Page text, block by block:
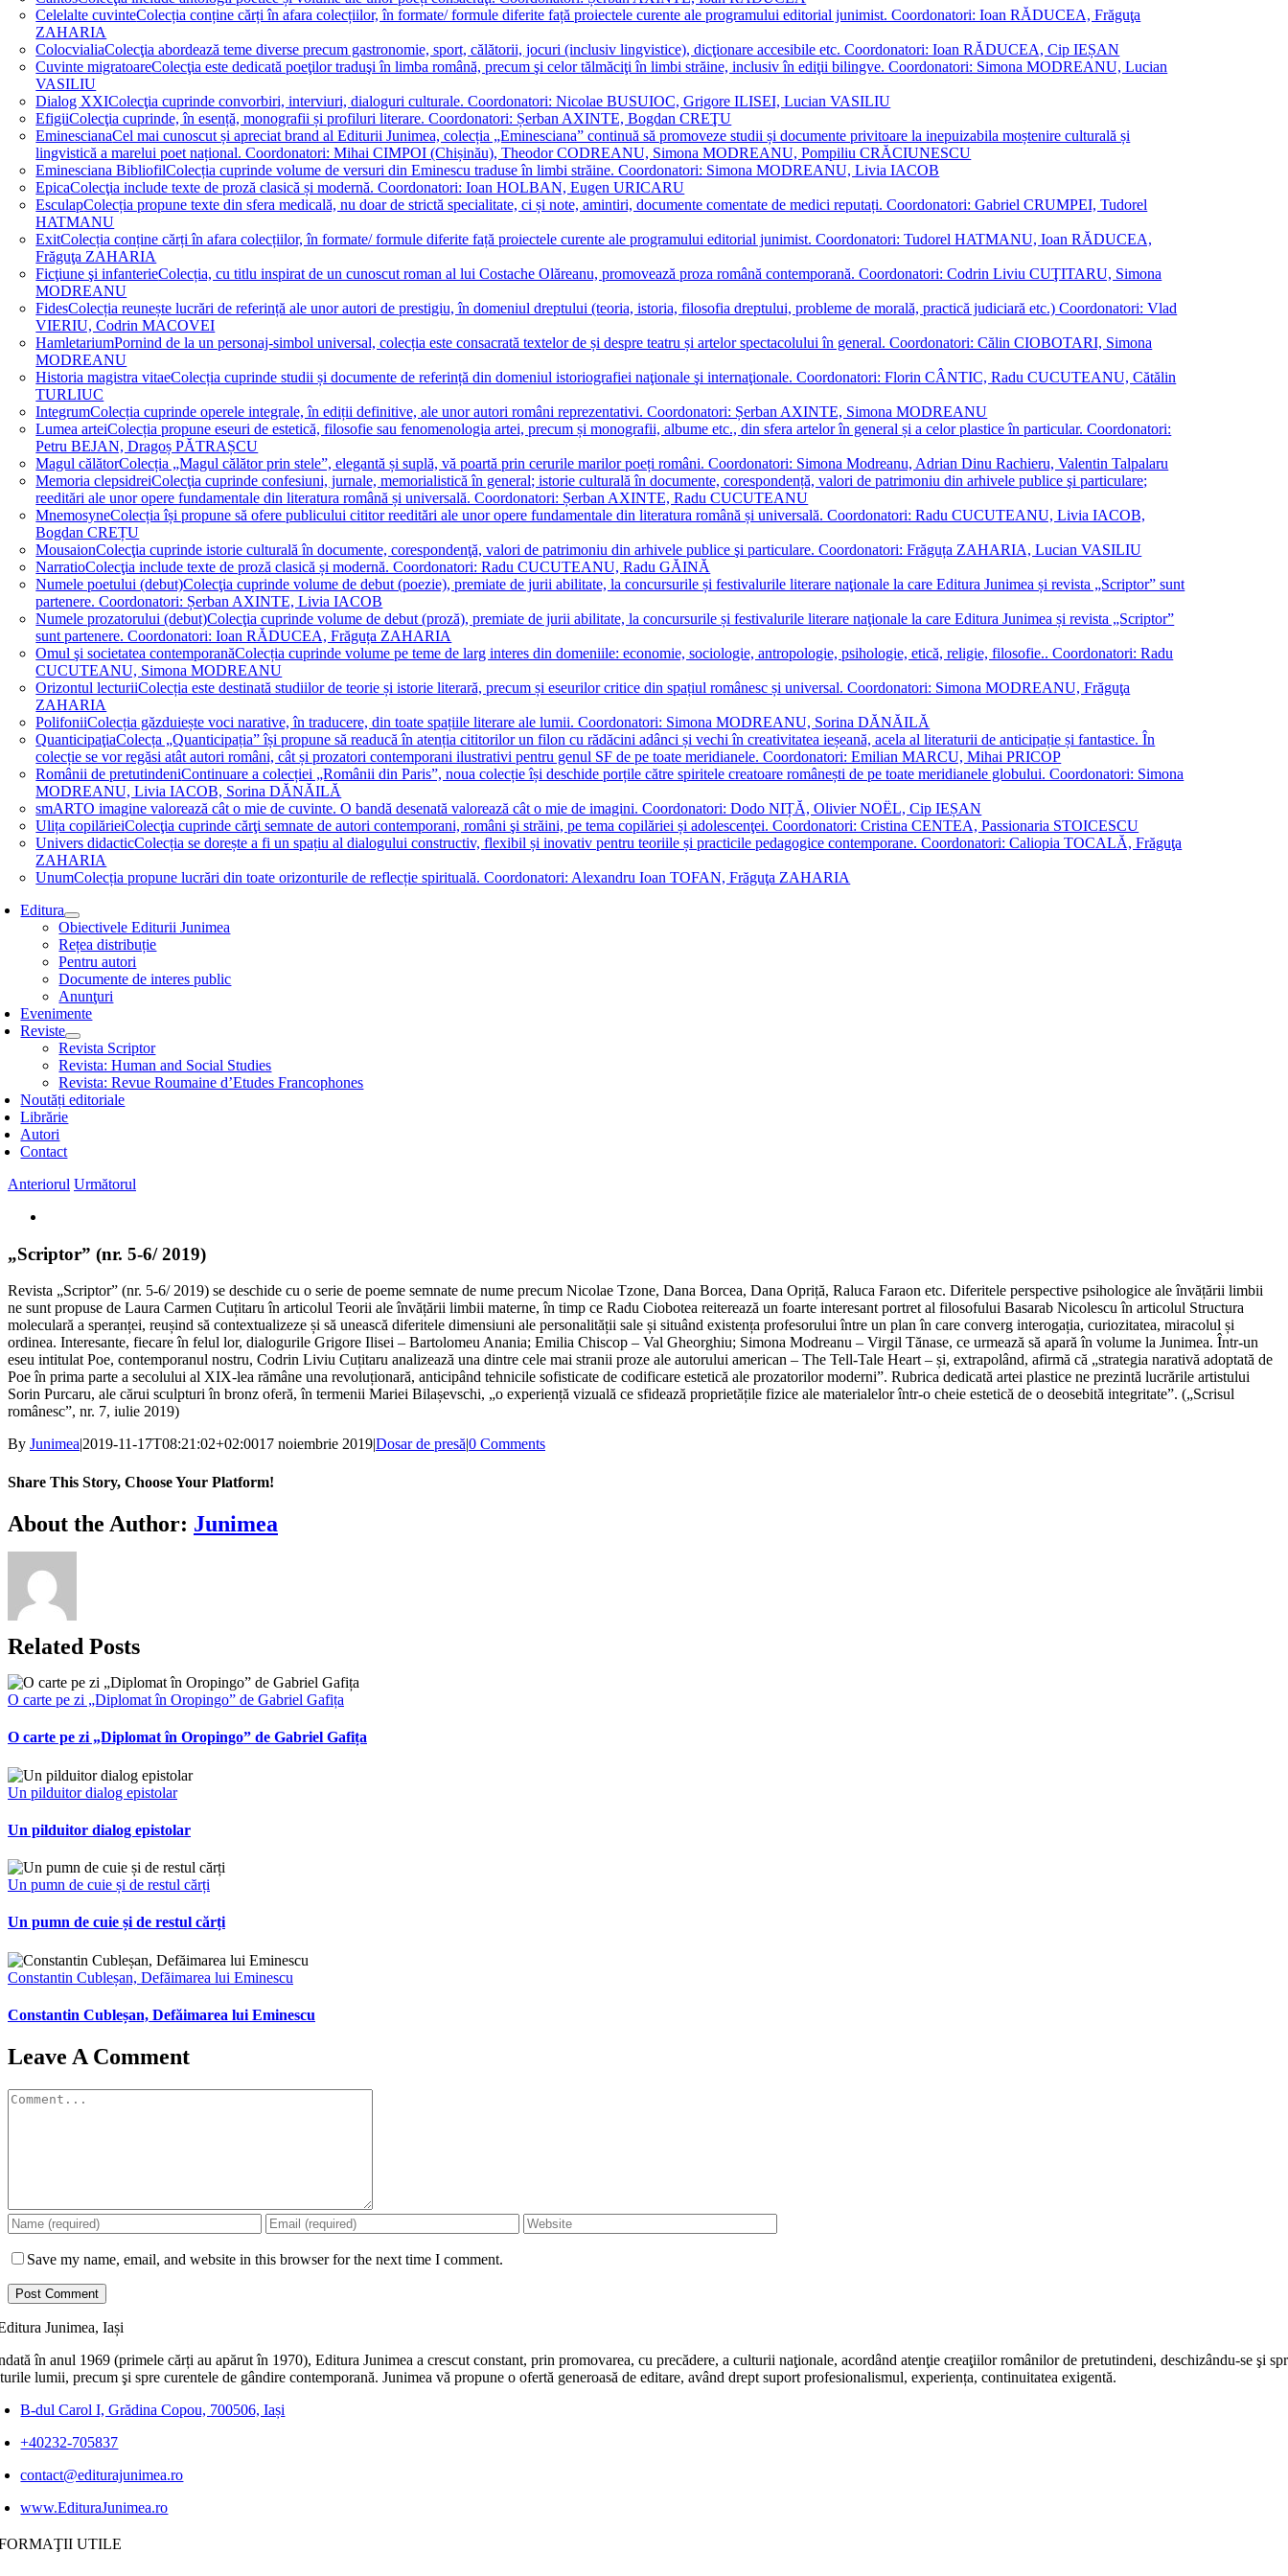
Celelalte cuvinteColecția conține cărți în afara colecțiilor, în formate/ formule diferite față proiectele curente ale programului editorial junimist. Coordonatori: Ioan RĂDUCEA, Frăguţa
ZAHARIA
ColocvialiaColecţia abordează teme diverse precum gastronomie, sport, călătorii, jocuri (inclusiv lingvistice), dicţionare accesibile etc. Coordonatori: Ioan RĂDUCEA, Cip IEȘAN
Cuvinte migratoareColecţia este dedicată poeţilor traduşi în limba română, precum şi celor tălmăciţi în limbi străine, inclusiv în ediţii bilingve. Coordonatori: Simona MODREANU, Lucian
VASILIU
Dialog XXIColecţia cuprinde convorbiri, interviuri, dialoguri culturale. Coordonatori: Nicolae BUSUIOC, Grigore ILISEI, Lucian VASILIU
EfigiiColecţia cuprinde, în esență, monografii și profiluri literare. Coordonatori: Șerban AXINTE, Bogdan CREŢU
EminescianaCel mai cunoscut și apreciat brand al Editurii Junimea, colecția „Eminesciana” continuă să promoveze studii și documente privitoare la inepuizabila moștenire culturală și
lingvistică a marelui poet național. Coordonatori: Mihai CIMPOI (Chișinău), Theodor CODREANU, Simona MODREANU, Pompiliu CRĂCIUNESCU
Eminesciana BibliofilColecția cuprinde volume de versuri din Eminescu traduse în limbi străine. Coordonatori: Simona MODREANU, Livia IACOB
EpicaColecţia include texte de proză clasică și modernă. Coordonatori: Ioan HOLBAN, Eugen URICARU
EsculapColecția propune texte din sfera medicală, nu doar de strictă specialitate, ci și note, amintiri, documente comentate de medici reputați. Coordonatori: Gabriel CRUMPEI, Tudorel
HATMANU
ExitColecția conține cărți în afara colecțiilor, în formate/ formule diferite față proiectele curente ale programului editorial junimist. Coordonatori: Tudorel HATMANU, Ioan RĂDUCEA,
Frăguţa ZAHARIA
Ficţiune şi infanterieColecția, cu titlu inspirat de un cunoscut roman al lui Costache Olăreanu, promovează proza română contemporană. Coordonatori: Codrin Liviu CUŢITARU, Simona
MODREANU
FidesColecția reunește lucrări de referință ale unor autori de prestigiu, în domeniul dreptului (teoria, istoria, filosofia dreptului, probleme de morală, practică judiciară etc.) Coordonatori: Vlad
VIERIU, Codrin MACOVEI
HamletariumPornind de la un personaj-simbol universal, colecția este consacrată textelor de și despre teatru și artelor spectacolului în general. Coordonatori: Călin CIOBOTARI, Simona
MODREANU
Historia magistra vitaeColecția cuprinde studii și documente de referință din domeniul istoriografiei naţionale şi internaţionale. Coordonatori: Florin CÂNTIC, Radu CUCUTEANU, Cătălin
TURLIUC
IntegrumColecția cuprinde operele integrale, în ediții definitive, ale unor autori români reprezentativi. Coordonatori: Șerban AXINTE, Simona MODREANU
Lumea arteiColecția propune eseuri de estetică, filosofie sau fenomenologia artei, precum și monografii, albume etc., din sfera artelor în general și a celor plastice în particular. Coordonatori:
Petru BEJAN, Dragoș PĂTRAȘCU
Magul călătorColecția „Magul călător prin stele”, elegantă și suplă, vă poartă prin cerurile marilor poeți români. Coordonatori: Simona Modreanu, Adrian Dinu Rachieru, Valentin Talpalaru
Memoria clepsidreiColecţia cuprinde confesiuni, jurnale, memorialistică în general; istorie culturală în documente, corespondență, valori de patrimoniu din arhivele publice şi particulare;
reeditări ale unor opere fundamentale din literatura română și universală. Coordonatori: Șerban AXINTE, Radu CUCUTEANU
MnemosyneColecția își propune să ofere publicului cititor reeditări ale unor opere fundamentale din literatura română și universală. Coordonatori: Radu CUCUTEANU, Livia IACOB,
Bogdan CREȚU
MousaionColecţia cuprinde istorie culturală în documente, corespondenţă, valori de patrimoniu din arhivele publice şi particulare. Coordonatori: Frăguța ZAHARIA, Lucian VASILIU
NarratioColecţia include texte de proză clasică și modernă. Coordonatori: Radu CUCUTEANU, Radu GĂINĂ
Numele poetului (debut)Colecţia cuprinde volume de debut (poezie), premiate de jurii abilitate, la concursurile și festivalurile literare naţionale la care Editura Junimea și revista „Scriptor” sunt
partenere. Coordonatori: Șerban AXINTE, Livia IACOB
Numele prozatorului (debut)Colecţia cuprinde volume de debut (proză), premiate de jurii abilitate, la concursurile și festivalurile literare naţionale la care Editura Junimea și revista „Scriptor”
sunt partenere. Coordonatori: Ioan RĂDUCEA, Frăguța ZAHARIA
Omul şi societatea contemporanăColecția cuprinde volume pe teme de larg interes din domeniile: economie, sociologie, antropologie, psihologie, etică, religie, filosofie.. Coordonatori: Radu
CUCUTEANU, Simona MODREANU
Orizontul lecturiiColecția este destinată studiilor de teorie și istorie literară, precum și eseurilor critice din spațiul românesc și universal. Coordonatori: Simona MODREANU, Frăguţa
ZAHARIA
PolifoniiColecția găzduiește voci narative, în traducere, din toate spațiile literare ale lumii. Coordonatori: Simona MODREANU, Sorina DĂNĂILĂ
QuanticipaţiaColecța „Quanticipația” își propune să readucă în atenția cititorilor un filon cu rădăcini adânci și vechi în creativitatea ieșeană, acela al literaturii de anticipație și fantastice. În
colecție se vor regăsi atât autori români, cât și prozatori contemporani ilustrativi pentru genul SF de pe toate meridianele. Coordonatori: Emilian MARCU, Mihai PRICOP
Românii de pretutindeniContinuare a colecției „Românii din Paris”, noua colecție își deschide porțile către spiritele creatoare românești de pe toate meridianele globului. Coordonatori: Simona
MODREANU, Livia IACOB, Sorina DĂNĂILĂ
smARTO imagine valorează cât o mie de cuvinte. O bandă desenată valorează cât o mie de imagini. Coordonatori: Dodo NIȚĂ, Olivier NOËL, Cip IEȘAN
Ulița copilărieiColecţia cuprinde cărţi semnate de autori contemporani, români şi străini, pe tema copilăriei și adolescenţei. Coordonatori: Cristina CENTEA, Passionaria STOICESCU
Univers didacticColecția se dorește a fi un spațiu al dialogului constructiv, flexibil și inovativ pentru teoriile și practicile pedagogice contemporane. Coordonatori: Caliopia TOCALĂ, Frăguţa
ZAHARIA
UnumColecția propune lucrări din toate orizonturile de reflecție spirituală. Coordonatori: Alexandru Ioan TOFAN, Frăguţa ZAHARIA
Editura
Obiectivele Editurii Junimea
Rețea distribuție
Pentru autori
Documente de interes public
Anunţuri
Evenimente
Reviste
Revista Scriptor
Revista: Human and Social Studies
Revista: Revue Roumaine d’Etudes Francophones
Noutăți editoriale
Librărie
Autori
Contact
Anteriorul Următorul
Image
„Scriptor” (nr. 5-6/ 2019)
Revista „Scriptor” (nr. 5-6/ 2019) se deschide cu o serie de poeme semnate de nume precum Nicolae Tzone, Dana Borcea, Dana Opriță, Raluca Faraon etc. Diferitele perspective psihologice ale învățării limbii
ne sunt propuse de Laura Carmen Cuțitaru în articolul Teorii ale învățării limbii materne, în timp ce Radu Ciobotea reiterează un foarte interesant portret al filosofului Basarab Nicolescu în articolul Structura
moleculară a speranței, reușind să contextualizeze și să unească diferitele dimensiuni ale personalității sale și situând existența profesorului între un plan în care converg interogația, curiozitatea, miracolul și
ordinea. Interesante, fiecare în felul lor, dialogurile Grigore Ilisei – Bartolomeu Anania; Emilia Chiscop – Val Gheorghiu; Simona Modreanu – Virgil Tănase, ce urmează să apară în volume la Junimea. Într-un
eseu intitulat Poe, contemporanul nostru, Codrin Liviu Cuțitaru analizează una dintre cele mai stranii proze ale autorului american – The Tell-Tale Heart – și, extrapolând, afirmă că „strategia narativă adoptată de
Poe în prima parte a secolului al XIX-lea rămâne una revoluționară, anticipând tehnicile sofisticate de codificare estetică ale prozatorilor moderni”. Rubrica dedicată artei plastice ne prezintă lucrările artistului
Sorin Purcaru, ale cărui sculpturi în bronz oferă, în termenii Mariei Bilașevschi, „o experiență vizuală ce sfidează proprietățile fizice ale materialelor într-o cheie estetică de o deosebită integritate”. („Scrisul
românesc”, nr. 7, iulie 2019)
By Junimea|2019-11-17T08:21:02+02:0017 noiembrie 2019|Dosar de presă|0 Comments
Share This Story, Choose Your Platform!
Facebook
X
Bluesky
Reddit
LinkedIn
WhatsApp
Telegram
Tumblr
Xing
Email
Copy
Link
About the Author: Junimea
Related Posts
O carte pe zi „Diplomat în Oropingo” de Gabriel Gafița
O carte pe zi „Diplomat în Oropingo” de Gabriel Gafița
Un pilduitor dialog epistolar
Un pilduitor dialog epistolar
Un pumn de cuie și de restul cărți
Un pumn de cuie și de restul cărți
Constantin Cubleșan, Defăimarea lui Eminescu
Constantin Cubleșan, Defăimarea lui Eminescu
Leave A Comment
Comment
Save my name, email, and website in this browser for the next time I comment.
în anul 1969 (primele cărți au apărut în 1970), Editura Junimea a crescut constant, prin promovarea, cu precădere, a culturii naţionale, acordând atenţie creaţiilor românilor de pretutindeni, deschizându-se şi
lumii, precum şi spre curentele de gândire contemporană. Junimea vă propune o ofertă generoasă de editare, având drept suport profesionalismul, experiența, continuitatea exigentă.
B-dul Carol I, Grădina Copou, 700506, Iași
+40232-705837
contact@editurajunimea.ro
www.EdituraJunimea.ro
UTILE